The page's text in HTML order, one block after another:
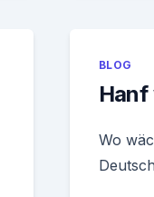
BLOG
Hanf
Wo